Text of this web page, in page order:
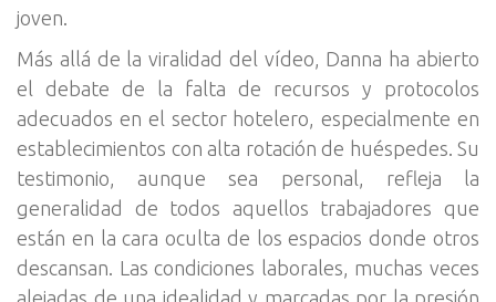
joven.
Más allá de la viralidad del vídeo, Danna ha abierto
el debate de la falta de recursos y protocolos
adecuados en el sector hotelero, especialmente en
establecimientos con alta rotación de huéspedes. Su
testimonio, aunque sea personal, refleja la
generalidad de todos aquellos trabajadores que
están en la cara oculta de los espacios donde otros
descansan. Las condiciones laborales, muchas veces
alejadas de una idealidad y marcadas por la presión